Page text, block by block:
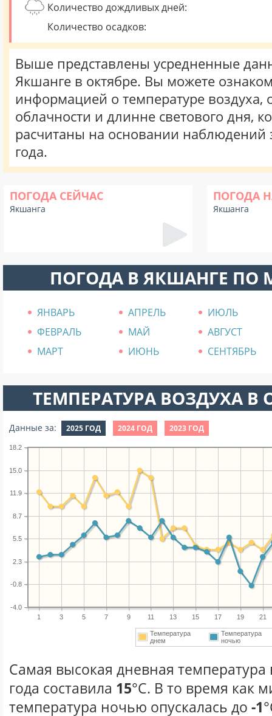
Количество дождливых дней:
Количество осадков:
Выше представлены усредненные
Якшанге в октябре. Вы можете
информацией о температуре воздуха,
облачности и длинне светового дня,
расчитаны на основании наблюдений
года.
ПОГОДА СЕЙЧАС
Якшанга
ПОГОДА
Якшанга
ПОГОДА В ЯКШАНГЕ ПО
ЯНВАРЬ АПРЕЛЬ
ИЮЛЬ
ФЕВРАЛЬ
МАЙ
АВГУСТ
МАРТ
ИЮНЬ СЕНТЯБРЬ
ТЕМПЕРАТУРА ВОЗДУХА В
Данные за: 2025 ГОД 2024 ГОД 2023 ГОД
1 3 5 7 9 11 13 15 17 19 21
-4.0
-0.8
2.3
5.5
8.7
11.9
15.0
18.2
Температура
днем
Температура
ночью
Самая высокая дневная температура
года составила 15°С. В то время как
температура ночью опускалась до -1